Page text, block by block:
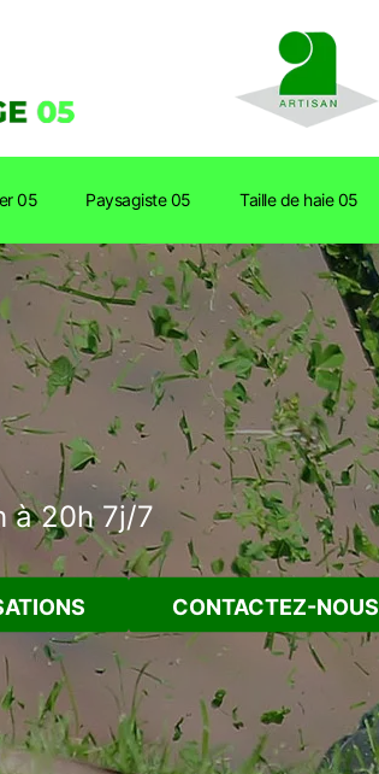
05 Paysagiste 05 Taille de haie 05
à 20h 7j/7
CONTACTEZ-NOUS